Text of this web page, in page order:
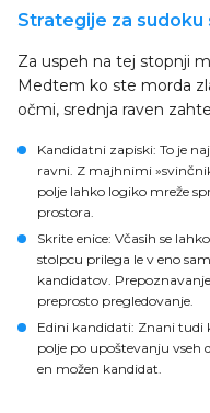
Strategije za
Za uspeh na tej stopnji
Medtem ko ste morda
očmi, srednja raven
Kandidatni zapiski: To je
ravni. Z majhnimi
polje lahko logiko mreže
prostora.
Skrite enice: Včasih se
stolpcu prilega le v eno
kandidatov.
preprosto pregledovanje.
Edini kandidati: Znani tudi
polje po upoštevanju vseh
en možen kandidat.